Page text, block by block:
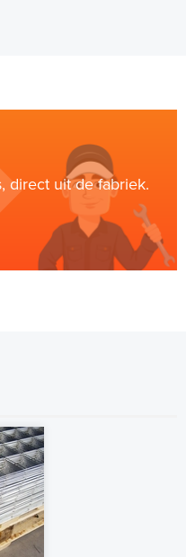
direct uit de fabriek.